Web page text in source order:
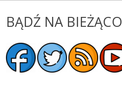
Główny
panel
boczny
BĄDŹ NA BIEŻĄCO